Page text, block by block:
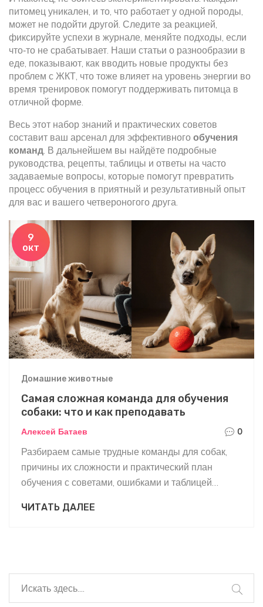
питомец уникален, и то, что работает у одной породы,
может не подойти другой. Следите за реакцией,
фиксируйте успехи в журнале, меняйте подходы, если
что‑то не срабатывает. Наши статьи о разнообразии в
еде, показывают, как вводить новые продукты без
проблем с ЖКТ, что тоже влияет на уровень энергии во
время тренировок помогут поддерживать питомца в
отличной форме.
Весь этот набор знаний и практических советов
составит ваш арсенал для эффективного обучения
команд. В дальнейшем вы найдёте подробные
руководства, рецепты, таблицы и ответы на часто
задаваемые вопросы, которые помогут превратить
процесс обучения в приятный и результативный опыт
для вас и вашего четвероногого друга.
9
окт
Домашние животные
Самая сложная команда для обучения
собаки: что и как преподавать
Алексей Батаев 0
Разбираем самые трудные команды для собак,
причины их сложности и практический план
обучения с советами, ошибками и таблицей
ЧИТАТЬ ДАЛЕЕ